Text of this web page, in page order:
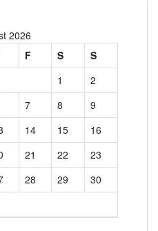
2026
F S
S
1
2
7 8
9
14 15
16
21 22
23
28 29
30